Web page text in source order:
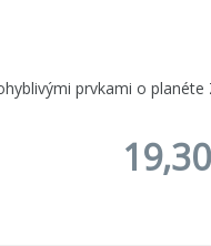
prvkami o planéte